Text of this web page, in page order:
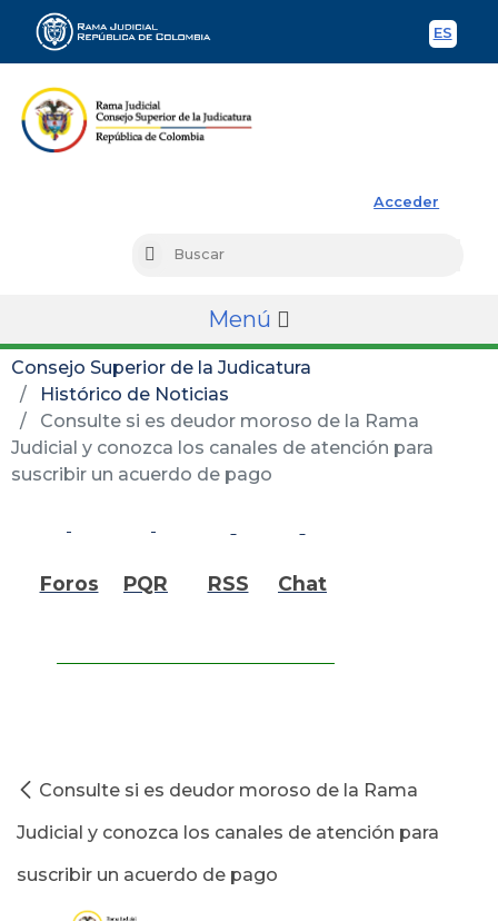
ES
Acceder
Buscar
Menú
Consejo Superior de la Judicatura
Histórico de Noticias
Consulte si es deudor moroso de la Rama
Judicial y conozca los canales de atención para
suscribir un acuerdo de pago
Foros PQR RSS Chat
Consulte si es deudor moroso de la Rama
Judicial y conozca los canales de atención para
suscribir un acuerdo de pago